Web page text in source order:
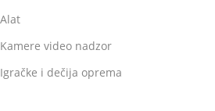
Alat
Kamere video nadzor
Igračke i dečija oprema